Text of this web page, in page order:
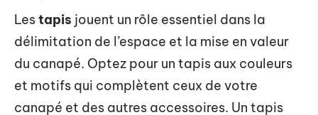
Lestapis jouent un rôle essentiel dans la
délimitation de l’espace et la mise en valeur
du canapé. Optez pour un tapis aux couleurs
et motifs qui complètent ceux de votre
canapé et des autres accessoires. Un tapis